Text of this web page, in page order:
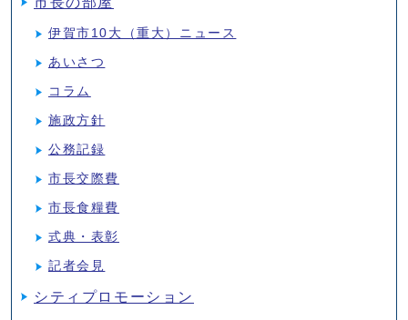
伊賀市10大（重大）ニュース
あいさつ
コラム
施政方針
公務記録
市長交際費
市長食糧費
式典・表彰
記者会見
シティプロモーション